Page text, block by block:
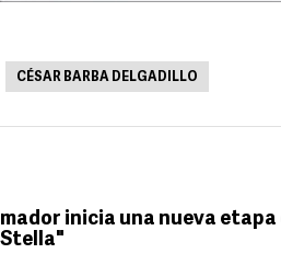
CÉSAR BARBA DELGADILLO
inicia una nueva etapa